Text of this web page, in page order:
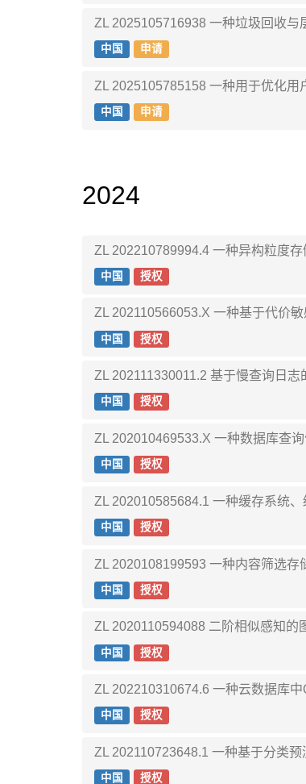
ZL 2025105716938 一种垃圾回收与
中国 申请
ZL 2025105785158 一种用于优化用
中国 申请
2024
ZL 202210789994.4 一种异构粒度
中国 授权
ZL 202110566053.X 一种基于代价
中国 授权
ZL 202111330011.2 基于慢查询日
中国 授权
ZL 202010469533.X 一种数据库查
中国 授权
ZL 202010585684.1 一种缓存系统
中国 授权
ZL 2020108199593 一种内容筛选
中国 授权
ZL 2020110594088 二阶相似感知
中国 授权
ZL 202210310674.6 一种云数据库
中国 授权
ZL 202110723648.1 一种基于分类
中国 授权